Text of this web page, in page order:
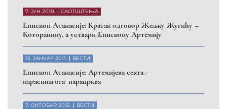
7. ЈУН 2010. САОПШТЕЊА
Eпископ Атанасије: Кратак одговор Жељку Жугићу –
Которанину, а уствари Епископу Артемију
15. ЈАНУАР 2011. ВЕСТИ
Eпископ Атанасије: Артемијева секта -
парасинагога=парацрква
7. ОКТОБАР 2012. ВЕСТИ